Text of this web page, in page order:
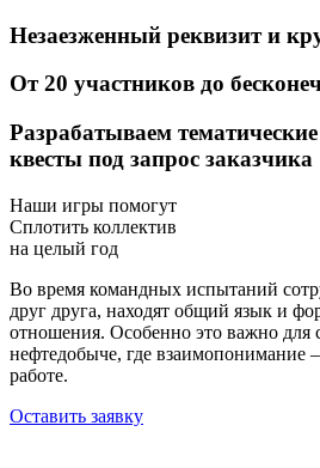
Незаезженный реквизити
От 20 участников до
Разрабатываем
квесты под запрос заказчика
Наши игры помогут
Сплотить коллектив
на целый год
Во время командных испытаний
друг друга, находят общий язык и
отношения. Особенно это важно для
нефтедобыче, где взаимопонимание
работе.
Оставить заявку